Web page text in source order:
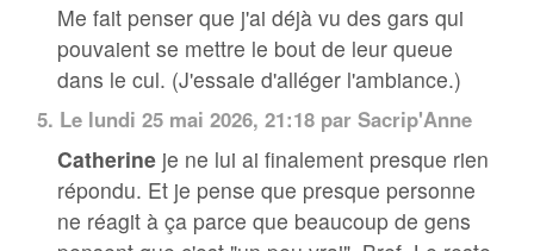
Me fait penser que j'ai déjà vu des gars qui
pouvaient se mettre le bout de leur queue
dans le cul. (J'essaie d'alléger l'ambiance.)
5. Le lundi 25 mai 2026, 21:18 par Sacrip'Anne
Catherine je ne lui ai finalement presque rien
répondu. Et je pense que presque personne
ne réagit à ça parce que beaucoup de gens